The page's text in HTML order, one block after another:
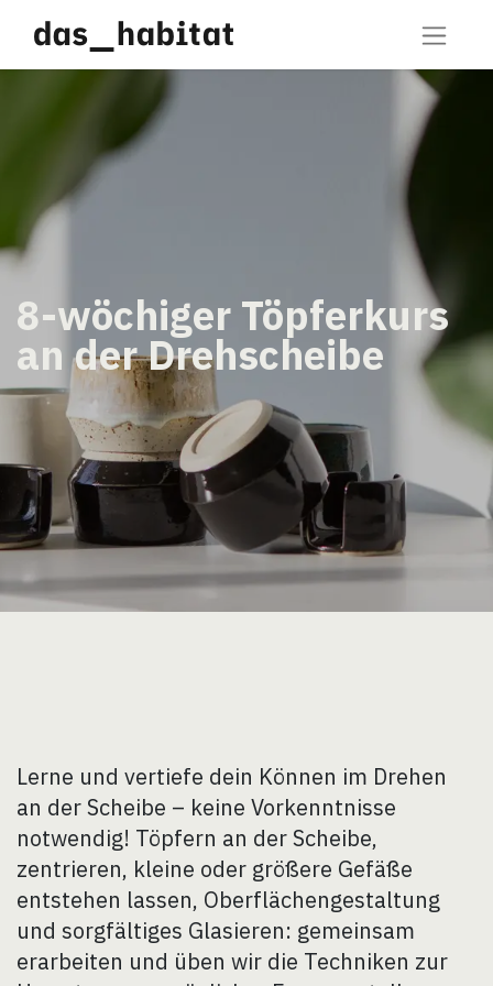
8-wöchiger Töpferkurs
an der Drehscheibe
Lerne und vertiefe dein Können im Drehen
an der Scheibe – keine Vorkenntnisse
notwendig! Töpfern an der Scheibe,
zentrieren, kleine oder größere Gefäße
entstehen lassen, Oberflächengestaltung
und sorgfältiges Glasieren: gemeinsam
erarbeiten und üben wir die Techniken zur